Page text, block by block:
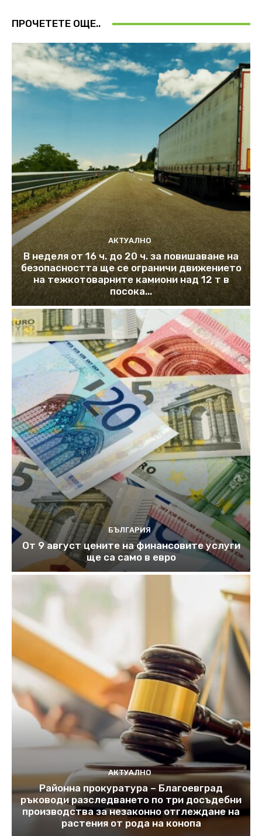
ПРОЧЕТЕТЕ ОЩЕ..
АКТУАЛНО
В неделя от 16 ч. до 20 ч. за повишаване на
безопасността ще се ограничи движението
на тежкотоварните камиони над 12 т в
посока...
БЪЛГАРИЯ
От 9 август цените на финансовите услуги
ще са само в евро
АКТУАЛНО
Районна прокуратура – Благоевград
ръководи разследването по три досъдебни
производства за незаконно отглеждане на
растения от рода на конопа